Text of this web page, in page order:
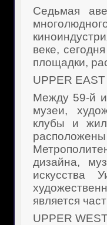
Седьмая
веке,
площадки,
UPPER
Между 59-й
музеи,
клубы и
дизайна,
искусства
является
UPPER